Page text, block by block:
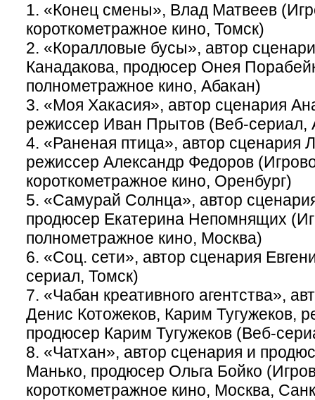
1. «Конец смены», Влад Матвеев
короткометражное кино, Томск)
2. «Коралловые бусы», автор
Канадакова, продюсер Онея
полнометражное кино, Абакан)
3. «Моя Хакасия», автор сценария
режиссер Иван Прытов (Веб-сериал,
4. «Раненая птица», автор сценария
режиссер Александр Федоров
короткометражное кино, Оренбург)
5. «Самурай Солнца», автор
продюсер Екатерина Непомнящих
полнометражное кино, Москва)
6. «Соц. сети», автор сценария
сериал, Томск)
7. «Чабан креативного агентства»,
Денис Котожеков, Карим Тугужеков,
продюсер Карим Тугужеков (Веб-
8. «Чатхан», автор сценария и
Манько, продюсер Ольга Бойко
короткометражное кино, Москва,